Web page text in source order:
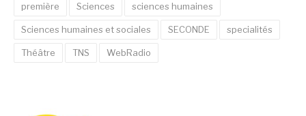
première Sciences sciences humaines
Sciences humaines et sociales SECONDE specialités
Théâtre TNS WebRadio